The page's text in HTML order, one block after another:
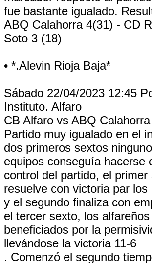
fue bastante igualado.
ABQ Calahorra 4(31) - CD
Soto 3 (18)
• *.Alevin Rioja Baja*
Sábado 22/04/2023 12:45
Instituto. Alfaro
CB Alfaro vs ABQ Calahorra
Partido muy igualado en el
dos primeros sextos
equipos conseguía hacerse
control del partido, el primer
resuelve con victoria par los
y el segundo finaliza con
el tercer sexto, los
beneficiados por la
llevándose la victoria 11-6
. Comenzó el segundo